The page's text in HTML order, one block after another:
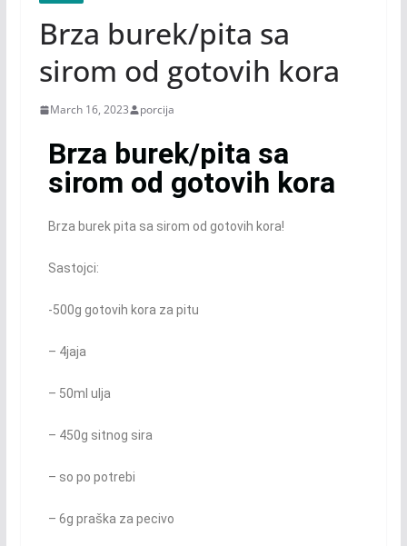
Brza burek/pita sa
sirom od gotovih kora
March 16, 2023 porcija
Brza burek/pita sa
sirom od gotovih kora
Brza burek pita sa sirom od gotovih kora!
Sastojci:
-500g gotovih kora za pitu
– 4jaja
– 50ml ulja
– 450g sitnog sira
– so po potrebi
– 6g praška za pecivo